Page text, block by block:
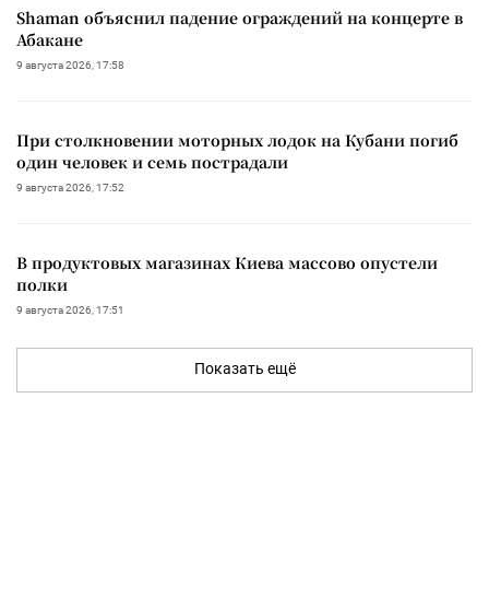
Shaman объяснил падение ограждений на концерте в
Абакане
9 августа 2026, 17:58
При столкновении моторных лодок на Кубани погиб
один человек и семь пострадали
9 августа 2026, 17:52
В продуктовых магазинах Киева массово опустели
полки
9 августа 2026, 17:51
Показать ещё